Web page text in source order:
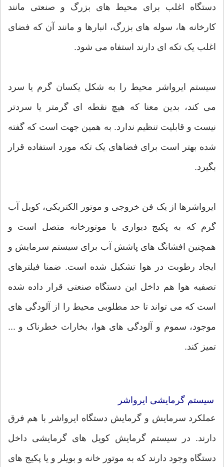
دستگاه اغلب برای محیط های بزرگ و صنعتی مانند
کارخانه ها، سوله های بزرگ، انبارها و مانند آن که فضای
اغلب یک تکه ای دارند استفاه می شود.
سیستم ایرواشر محیط را به شکل یکسان گرم یا سرد
می کند، بدین معنا که هیچ نقطه ای گرمتر یا سردتر
نیست و قابلیت تنظیم ندارد. به همین جهت است که گفته
شده بهتر است برای فضاهای یک تکه مورد استفاده قرار
بگیرد.
ایرواشرها از یک فن خروجی و موتور الکتریکی، کویل آب
گرم که به پکیج دیواری یا موتورخانه متصل است و
همچنین افشانگ های پاشش آب برای سیستم سرمایش و
ایجاد رطوبت در هوا تشکیل شده است. ضمنا فیلترهای
تصفیه هوا هم داخل این دستگاه صنعتی قرار داده شده
است که می تواند تا حد مطلوبی محیط را از آلودگی های
موجود، سموم و آلودگی های هوا، بخارات خطرناک و ...
تمیز کند.
سیستم گرمایشی ایرواشر
عملکرد سرمایش و گرمایش دستگاه ایرواشر با هم فرق
دارند. در سیستم گرمایش کویل های گرمایشی داخل
دستگاه وجود دارند که به موتور خانه و بویلر و یا پکیج های